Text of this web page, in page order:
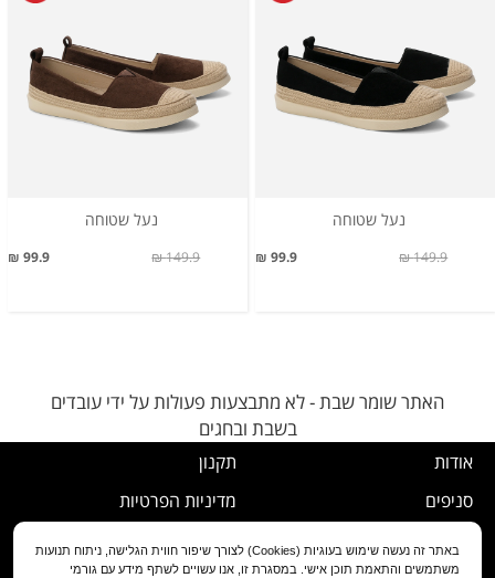
נעל שטוחה
99.9 ₪ 149.9 ₪
נעל שטוחה
99.9 ₪ 149.9 ₪
האתר שומר שבת - לא מתבצעות פעולות על ידי עובדים
בשבת ובחגים
אודות
סניפים
תקנון
מדיניות הפרטיות
נוהל ביטול עסקה
באתר זה נעשה שימוש בעוגיות (Cookies) לצורך שיפור חווית הגלישה, ניתוח תנועות
משתמשים והתאמת תוכן אישי. במסגרת זו, אנו עשויים לשתף מידע עם גורמי